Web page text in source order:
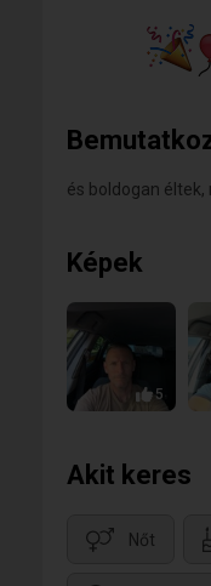
és boldogan éltek,
Képek
5
Akit keres
Nőt